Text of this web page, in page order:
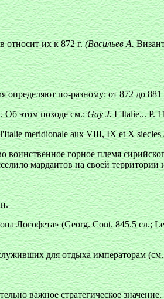
относит их к 872 г.(Васильев А.
определяют по-разному: от 872 до 881
Об этом походе см.:Gay J.L'ltalie... Р.
meridionale aux VIII, IX et X
горное племя
мардаитов на своей
Логофета» (Georg. Cont. 845.5 сл.;
для отдыха императорам
важное стратегическое